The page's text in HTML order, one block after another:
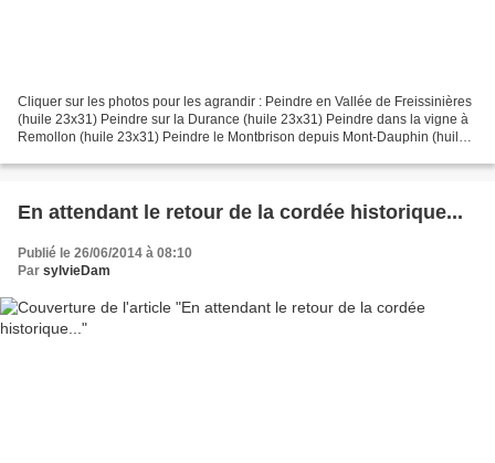
Cliquer sur les photos pour les agrandir : Peindre en Vallée de Freissinières
(huile 23x31) Peindre sur la Durance (huile 23x31) Peindre dans la vigne à
Remollon (huile 23x31) Peindre le Montbrison depuis Mont-Dauphin (huile
En attendant le retour de la cordée historique...
Publié le 26/06/2014 à 08:10
Par sylvieDam